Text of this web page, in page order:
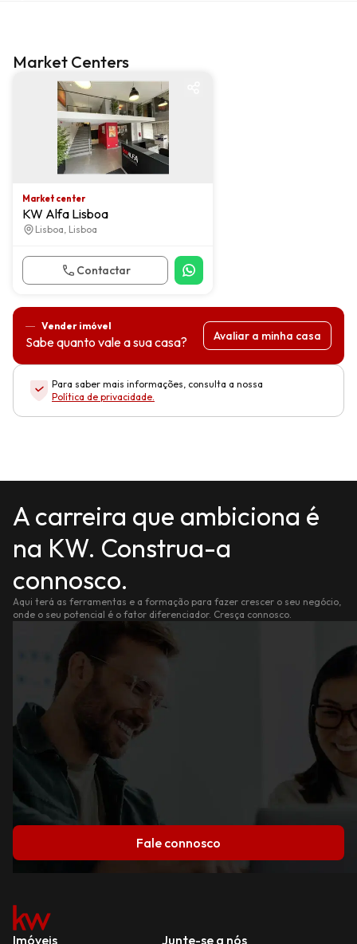
Market Centers
Market center
Market center
KW Alfa Lisboa
Lisboa, Lisboa
Contactar
Vender imóvel
Sabe quanto vale a sua casa? Avaliar a minha casa
Para saber mais informações, consulta a nossa
Política de privacidade.
A carreira que ambiciona é
na KW. Construa-a
connosco.
Aqui terá as ferramentas e a formação para fazer crescer o seu negócio,
onde o seu potencial é o fator diferenciador. Cresça connosco.
Fale connosco
Imóveis Junte-se a nós